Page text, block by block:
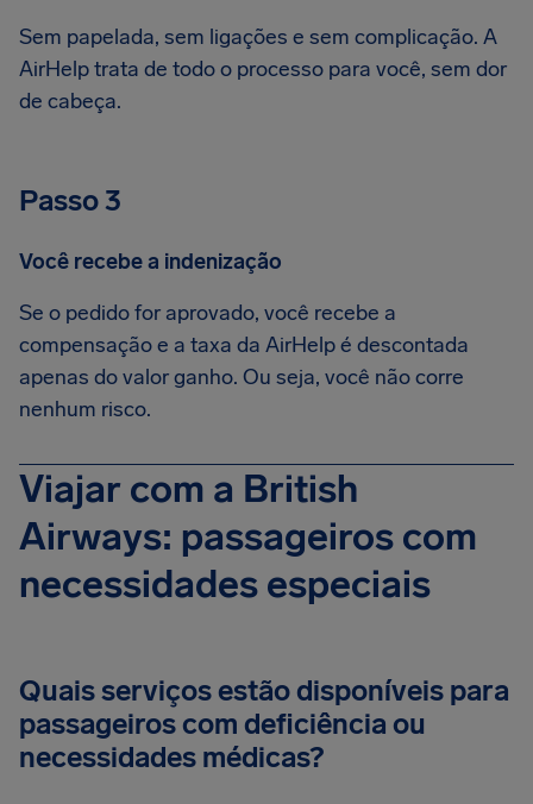
Sem papelada, sem ligações e sem complicação. A
AirHelp trata de todo o processo para você, sem dor
de cabeça.
Passo 3
Você recebe a indenização
Se o pedido for aprovado, você recebe a
compensação e a taxa da AirHelp é descontada
apenas do valor ganho. Ou seja, você não corre
nenhum risco.
Viajar com a British
Airways: passageiros com
necessidades especiais
Quais serviços estão disponíveis para
passageiros com deficiência ou
necessidades médicas?